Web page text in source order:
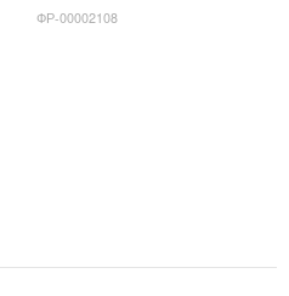
ФР-00002108